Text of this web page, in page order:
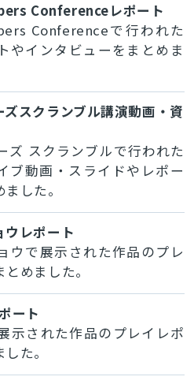
Conferenceレポート
Conferenceで行われた
やインタビューをまとめま
ズスクランブル講演動画・資
ズ スクランブルで行われた
ブ動画・スライドやレポー
した。
ウレポート
ウで展示された作品のプレ
めました。
ート
示された作品のプレイレポ
た。